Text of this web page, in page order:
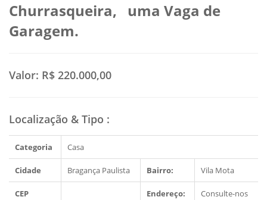
Churrasqueira, uma Vaga de
Garagem.
Valor: R$ 220.000,00
Localização & Tipo :
Categoria Casa
Cidade Bragança Paulista Bairro: Vila Mota
CEP Endereço: Consulte-nos